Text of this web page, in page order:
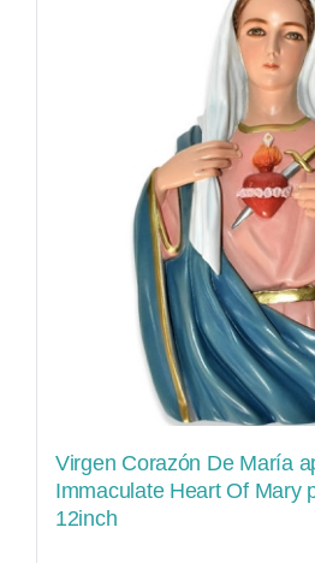
Virgen Corazón De María
Immaculate Heart Of Mary
12inch